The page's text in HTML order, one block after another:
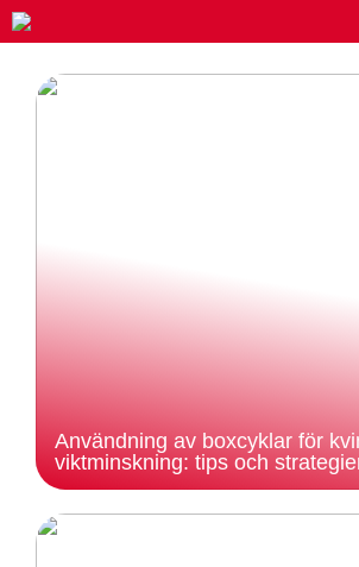
Användning av boxcyklar för
viktminskning: tips och